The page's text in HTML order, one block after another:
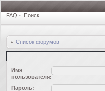
FAQ • Поиск
Список форумов
Имя
пользователя:
Пароль: